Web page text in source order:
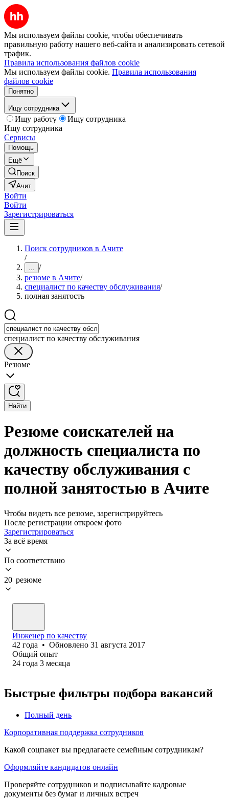
Мы используем файлы cookie, чтобы обеспечивать
правильную работу нашего веб-сайта и анализировать сетевой
трафик.
Правила использования файлов cookie
Мы используем файлы cookie. Правила использования
файлов cookie
Понятно
Ищу сотрудника
Ищу работу
Ищу сотрудника
Ищу сотрудника
Сервисы
Помощь
Ещё
Поиск
Ачит
Войти
Войти
Зарегистрироваться
Поиск сотрудников в Ачите
/
... /
резюме в Ачите/
специалист по качеству обслуживания/
полная занятость
специалист по качеству обслуживания
Резюме
Найти
Резюме соискателей на
должность специалиста по
качеству обслуживания с
полной занятостью в Ачите
Чтобы видеть все резюме, зарегистрируйтесь
После регистрации откроем фото
Зарегистрироваться
За всё время
По соответствию
20 резюме
Инженер по качеству
42 года • Обновлено 31 августа 2017
Общий опыт
24 года 3 месяца
Быстрые фильтры подбора вакансий
Полный день
Корпоративная поддержка сотрудников
Какой соцпакет вы предлагаете семейным сотрудникам?
Оформляйте кандидатов онлайн
Проверяйте сотрудников и подписывайте кадровые
документы без бумаг и личных встреч